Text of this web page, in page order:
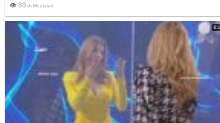
89 di Mediaset